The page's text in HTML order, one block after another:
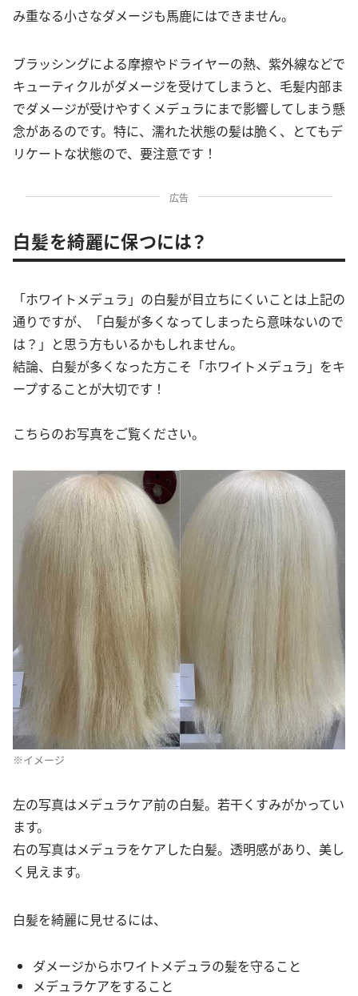
み重なる小さなダメージも馬鹿にはできません。
ブラッシングによる摩擦やドライヤーの熱、紫外線などで
キューティクルがダメージを受けてしまうと、毛髪内部ま
でダメージが受けやすくメデュラにまで影響してしまう懸
念があるのです。特に、濡れた状態の髪は脆く、とてもデ
リケートな状態ので、要注意です！
広告
白髪を綺麗に保つには？
「ホワイトメデュラ」の白髪が目立ちにくいことは上記の
通りですが、「白髪が多くなってしまったら意味ないので
は？」と思う方もいるかもしれません。
結論、白髪が多くなった方こそ「ホワイトメデュラ」をキ
ープすることが大切です！
こちらのお写真をご覧ください。
※イメージ
左の写真はメデュラケア前の白髪。若干くすみがかってい
ます。
右の写真はメデュラをケアした白髪。透明感があり、美し
く見えます。
白髪を綺麗に見せるには、
ダメージからホワイトメデュラの髪を守ること
メデュラケアをすること